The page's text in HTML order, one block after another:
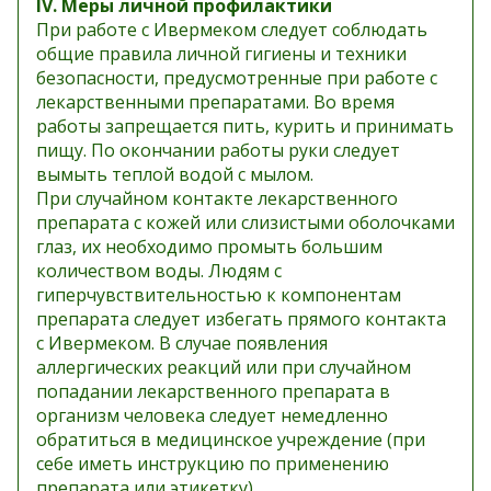
IV. Меры личной профилактики
При работе с Ивермеком следует соблюдать
общие правила личной гигиены и техники
безопасности, предусмотренные при работе с
лекарственными препаратами. Во время
работы запрещается пить, курить и принимать
пищу. По окончании работы руки следует
вымыть теплой водой с мылом.
При случайном контакте лекарственного
препарата с кожей или слизистыми оболочками
глаз, их необходимо промыть большим
количеством воды. Людям с
гиперчувствительностью к компонентам
препарата следует избегать прямого контакта
с Ивермеком. В случае появления
аллергических реакций или при случайном
попадании лекарственного препарата в
организм человека следует немедленно
обратиться в медицинское учреждение (при
себе иметь инструкцию по применению